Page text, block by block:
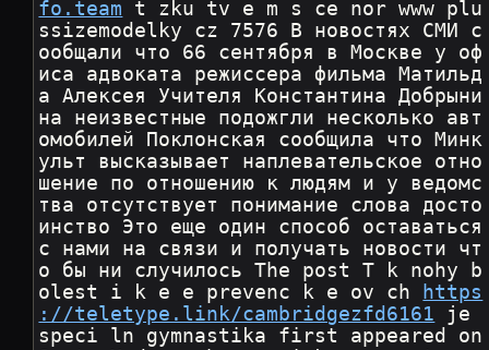
fo.team t zku tv e m s ce nor www plu
ssizemodelky cz 7576 В новостях СМИ с
ообщали что 66 сентября в Москве у оф
иса адвоката режиссера фильма Матильд
а Алексея Учителя Константина Добрыни
на неизвестные подожгли несколько авт
омобилей Поклонская сообщила что Минк
ульт высказывает наплевательское отно
шение по отношению к людям и у ведомс
тва отсутствует понимание слова досто
инство Это еще один способ оставаться
с нами на связи и получать новости чт
о бы ни случилось The post T k nohy b
olest i k e e prevenc k e ov ch
https
://teletype.link/cambridgezfd6161 je
speci ln gymnastika first appeared on